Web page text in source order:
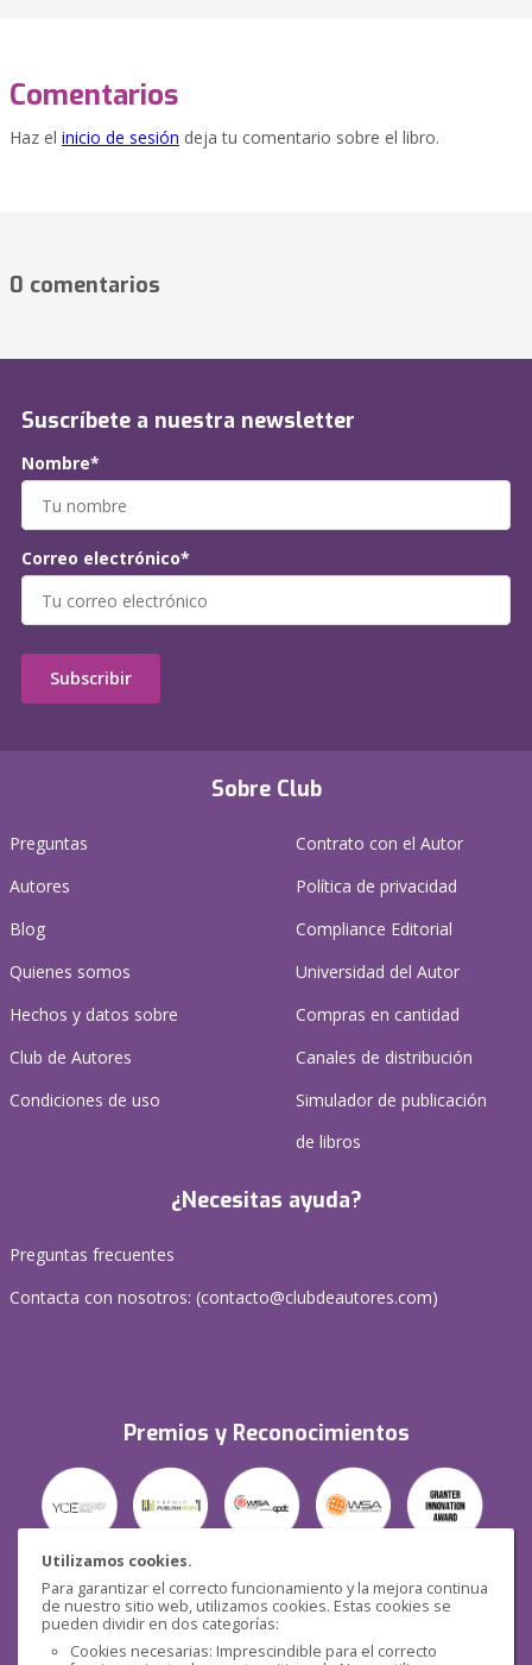
Utilizamos cookies.
Para garantizar el correcto funcionamiento y la mejora continua
de nuestro sitio web, utilizamos cookies. Estas cookies se
pueden dividir en dos categorías:
Cookies necesarias: Imprescindible para el correcto
Comentarios
Haz el inicio de sesión deja tu comentario sobre el libro.
0 comentarios
Sobre Club
Preguntas
Autores
Blog
Quienes somos
Hechos y datos sobre
Club de Autores
Condiciones de uso
Contrato con el Autor
Política de privacidad
Compliance Editorial
Universidad del Autor
Compras en cantidad
Canales de distribución
Simulador de publicación
de libros
¿Necesitas ayuda?
Preguntas frecuentes
Contacta con nosotros: (contacto@clubdeautores.com)
Premios y Reconocimientos
Seguridad
Suscríbete a nuestra newsletter
Nombre*
Correo electrónico*
Subscribir